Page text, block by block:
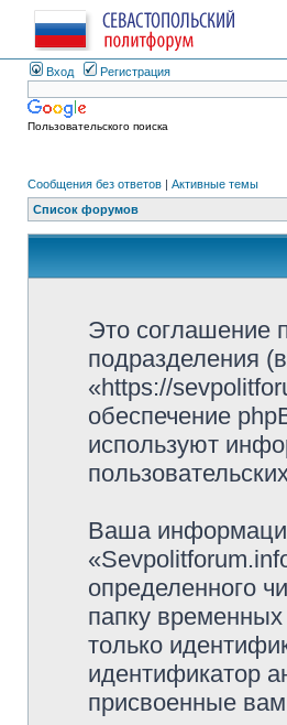
Вход Регистрация
Пользовательского поиска
Сообщения без ответов | Активные темы
Список форумов
Это соглашение
подразделения
«https://
обеспечение
используют
Ваша
определенного
папку
только
идентификатор
присвоенные